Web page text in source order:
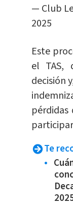
— Club
2025
Este
el TAS,
decisión
Te